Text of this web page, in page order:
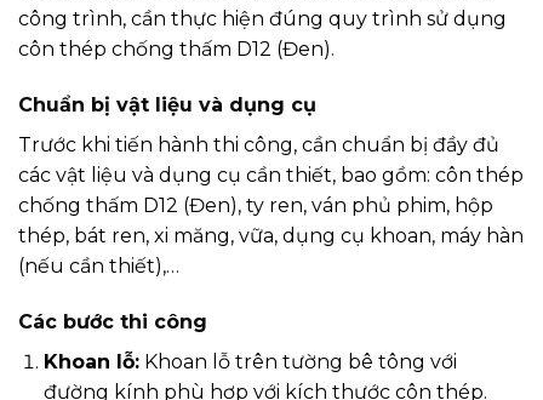
công trình, cần thực hiện đúng quy trình sử dụng
côn thép chống thấm D12 (Đen).
Chuẩn bị vật liệu và dụng cụ
Trước khi tiến hành thi công, cần chuẩn bị đầy đủ
các vật liệu và dụng cụ cần thiết, bao gồm: côn thép
chống thấm D12 (Đen), ty ren, ván phủ phim, hộp
thép, bát ren, xi măng, vữa, dụng cụ khoan, máy hàn
(nếu cần thiết),…
Các bước thi công
Khoan lỗ:Khoan lỗ trên tường bê tông với
đường kính phù hợp với kích thước côn thép.